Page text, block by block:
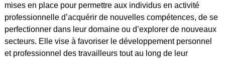
mises en place pour permettre aux individus en activité
professionnelle d’acquérir de nouvelles compétences, de se
perfectionner dans leur domaine ou d’explorer de nouveaux
secteurs. Elle vise à favoriser le développement personnel
et professionnel des travailleurs tout au long de leur